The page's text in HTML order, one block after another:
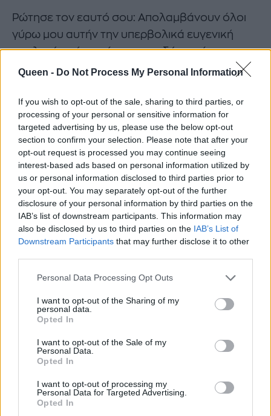
Queen - Do Not Process My Personal Information
If you wish to opt-out of the sale, sharing to third parties, or
processing of your personal or sensitive information for
targeted advertising by us, please use the below opt-out
section to confirm your selection. Please note that after your
opt-out request is processed you may continue seeing
interest-based ads based on personal information utilized by
us or personal information disclosed to third parties prior to
your opt-out. You may separately opt-out of the further
disclosure of your personal information by third parties on the
IAB’s list of downstream participants. This information may
also be disclosed by us to third parties on the IAB’s List of
Downstream Participants that may further disclose it to other
Personal Data Processing Opt Outs
I want to opt-out of the Sharing of my
personal data.
Opted In
I want to opt-out of the Sale of my
Personal Data.
Opted In
I want to opt-out of processing my
Personal Data for Targeted Advertising.
Opted In
Ρώτησε τον εαυτό σου: Απολαμβάνουν όλοι
γύρω μου αυτήν την υπερβολικά ευγενική
κουλτούρα ή το κάνουν επειδή το κάνουν
όλοι οι άλλοι;
Οι κοινωνικοί κανόνες αποτελούν σημαντικό
παράγοντα συμπεριφοράς και όσο πιο
γρήγορα οι νεοφερμένοι στον χώρο
υιοθετήσουν αυτούς τους κανόνες, τόσο πιο
γρήγορα θα θεωρηθούν ότι «ταιριάζουν».
Αν ένας νεοφερμένος παρατηρήσει όλους
τους συναδέλφους του να κάνουν
κομπλιμέντα μετά από μια κακή παρουσίαση,
θα κάνει το ίδιο. Αν κανείς δεν αμφισβητεί
ρητά αυτή τη συμπεριφορά, το αποτέλεσμα
είναι αυτό που οι κοινωνικοί ψυχολόγοι
όλοι υποθέτουν ότι όλοι οι άλλοι συμμετέχουν
σε υπερβολικά ευγενική ανατροφοδότηση
επειδή το θέλουν.
Ξεκίνα λοιπόν, μια συζήτηση γύρω από την
αλλαγή και δες αν πραγματικά οι άνθρωποι